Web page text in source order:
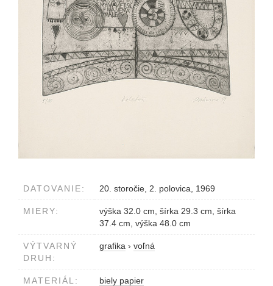
DATOVANIE: 20. storočie, 2. polovica, 1969
MIERY:
výška 32.0 cm, šírka 29.3 cm, šírka
37.4 cm, výška 48.0 cm
VÝTVARNÝ
DRUH:
grafika › voľná
MATERIÁL: biely papier